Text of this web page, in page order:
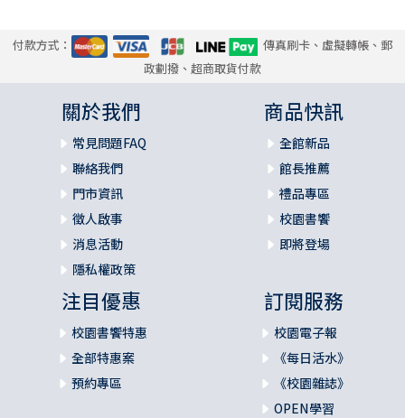
付款方式：
傳真刷卡、虛擬轉帳、郵
政劃撥、超商取貨付款
關於我們
常見問題FAQ
聯絡我們
門市資訊
徵人啟事
消息活動
隱私權政策
商品快訊
全館新品
館長推薦
禮品專區
校園書饗
即將登場
注目優惠
校園書饗特惠
全部特惠案
預約專區
訂閱服務
校園電子報
《每日活水》
《校園雜誌》
OPEN學習